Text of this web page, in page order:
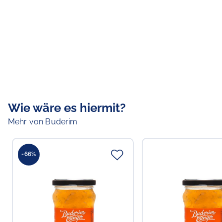
Wie wäre es hiermit?
Mehr von Buderim
-66%